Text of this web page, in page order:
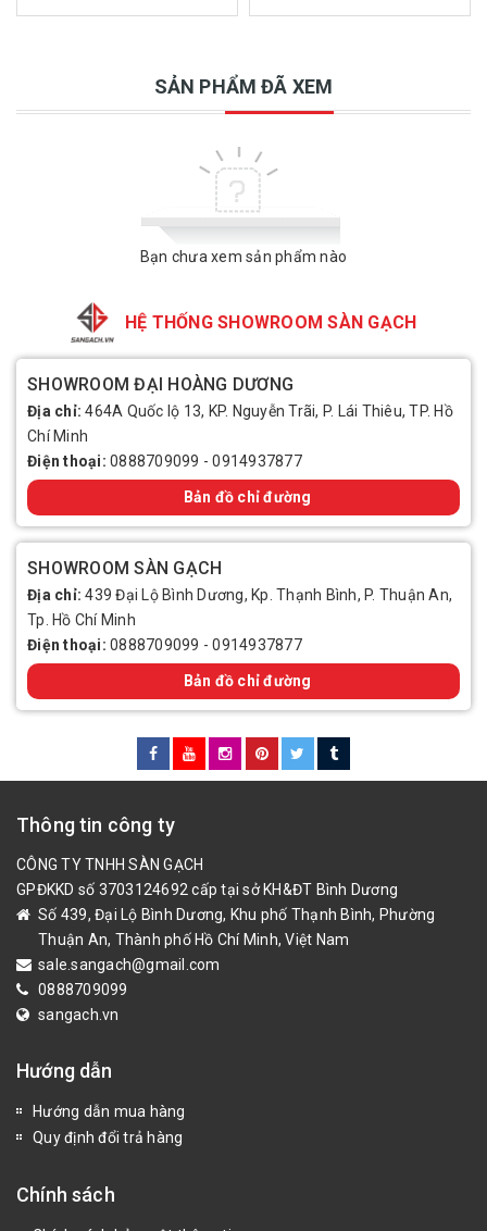
SẢN PHẨM ĐÃ XEM
Bạn chưa xem sản phẩm nào
HỆ THỐNG SHOWROOM SÀN GẠCH
SHOWROOM ĐẠI HOÀNG DƯƠNG
Địa chỉ:464A Quốc lộ 13, KP. Nguyễn Trãi, P. Lái Thiêu, TP. Hồ
Chí Minh
Điện thoại: 0888709099 -0914937877
Bản đồ chỉ đường
SHOWROOM SÀN GẠCH
Địa chỉ:439 Đại Lộ Bình Dương, Kp. Thạnh Bình, P. Thuận An,
Tp. Hồ Chí Minh
Điện thoại: 0888709099 -0914937877
Bản đồ chỉ đường
Thông tin công ty
CÔNG TY TNHH SÀN GẠCH
GPĐKKD số 3703124692 cấp tại sở KH&ĐT Bình Dương
Số 439, Đại Lộ Bình Dương, Khu phố Thạnh Bình, Phường
Thuận An, Thành phố Hồ Chí Minh, Việt Nam
sale.sangach@gmail.com
0888709099
sangach.vn
Hướng dẫn
Hướng dẫn mua hàng
Quy định đổi trả hàng
Chính sách